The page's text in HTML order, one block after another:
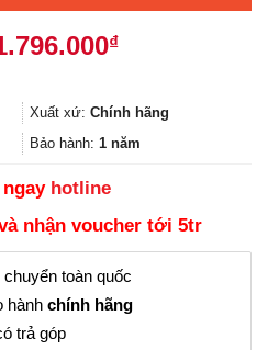
2.395.910₫.
₫Giá
là:
1.796.000₫.
Xuất xứ: Chính hãng
Bảo hành: 1 năm
hotline
nhận voucher tới 5tr
toàn quốc
hành chính hãng
trả góp